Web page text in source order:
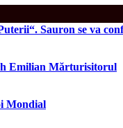
Sauron se va
Emilian Mărturisitorul
Mondial